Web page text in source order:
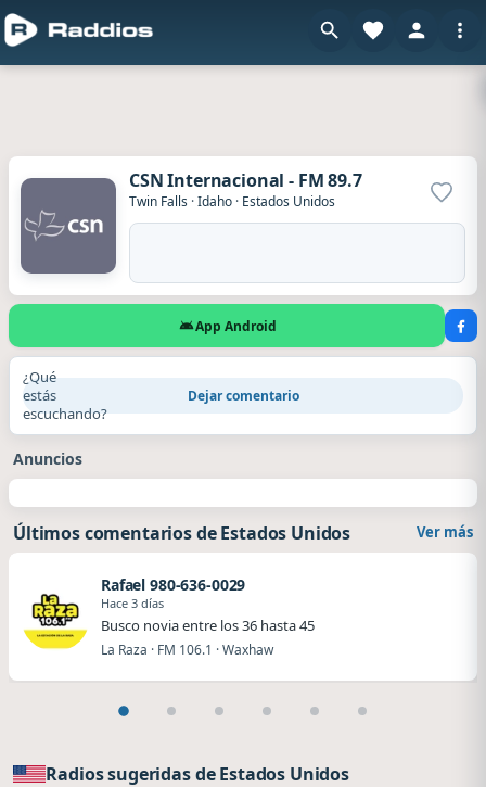
CSN Internacional - FM 89.7
Twin Falls ·Idaho · Estados Unidos
App Android
¿Qué
estás
escuchando?
Dejar comentario
Anuncios
Últimos comentarios de Estados Unidos Ver más
Rafael 980-636-0029
Hace 3 días
Busco novia entre los 36 hasta 45
La Raza · FM 106.1 · Waxhaw
Radios sugeridas de Estados Unidos